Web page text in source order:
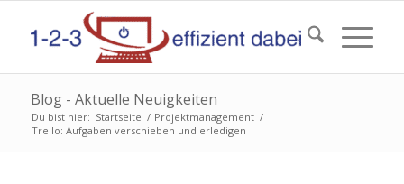
Blog - Aktuelle Neuigkeiten
Du bist hier: Startseite / Projektmanagement /
Trello: Aufgaben verschieben und erledigen